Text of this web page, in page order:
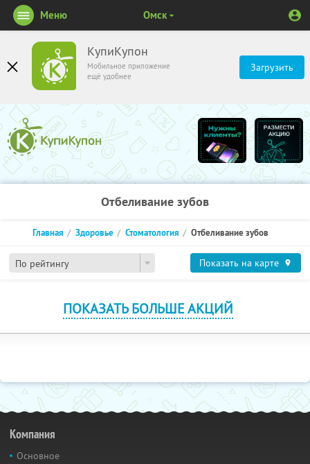
КупиКупон
Мобильное приложение
ещё удобнее
Загрузить
Меню Омск
Отбеливание зубов
По рейтингу
Главная Здоровье Стоматология Отбеливание зубов
Показать на карте
ПОКАЗАТЬ БОЛЬШЕ АКЦИЙ
Компания
Основное